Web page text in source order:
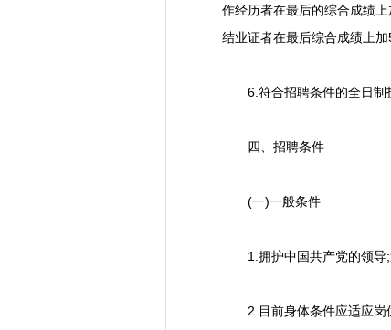
作经历者在最后的综合成绩
结业证者在最后综合成绩上
6.符合招聘条件的全日制护
四、招聘条件
(一)一般条件
1.拥护中国共产党的领导;
2.目前身体条件应适应岗